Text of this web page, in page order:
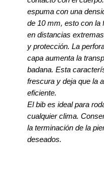
espuma con una
de 10 mm, esto con la
en distancias
y protección. La
capa aumenta la
badana. Esta
frescura y deja que la
eficiente.
El bib es ideal para
cualquier clima.
la terminación de la
deseados.